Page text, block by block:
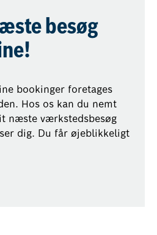
besøg
bookinger foretages
Hos os kan du nemt
næste værkstedsbesøg
dig. Du får øjeblikkeligt